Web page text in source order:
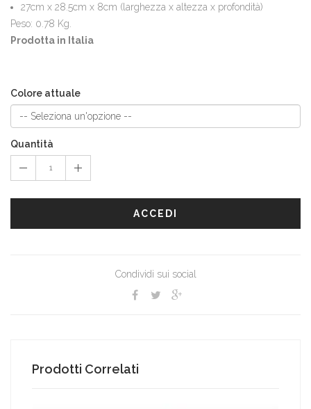
27cm x 28.5cm x 8cm (larghezza x altezza x profondità)
Peso: 0.78 Kg.
Prodotta in Italia
Colore attuale
Quantità
ACCEDI
Condividi sui social
Prodotti Correlati